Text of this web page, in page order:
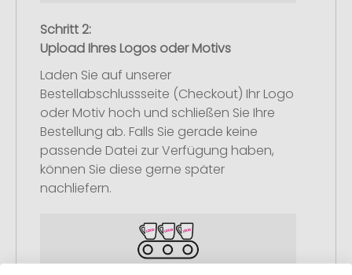
Schritt 2:
Upload Ihres Logos oder Motivs
Laden Sie auf unserer
Bestellabschlussseite (Checkout) Ihr Logo
oder Motiv hoch und schließen Sie Ihre
Bestellung ab. Falls Sie gerade keine
passende Datei zur Verfügung haben,
können Sie diese gerne später
nachliefern.